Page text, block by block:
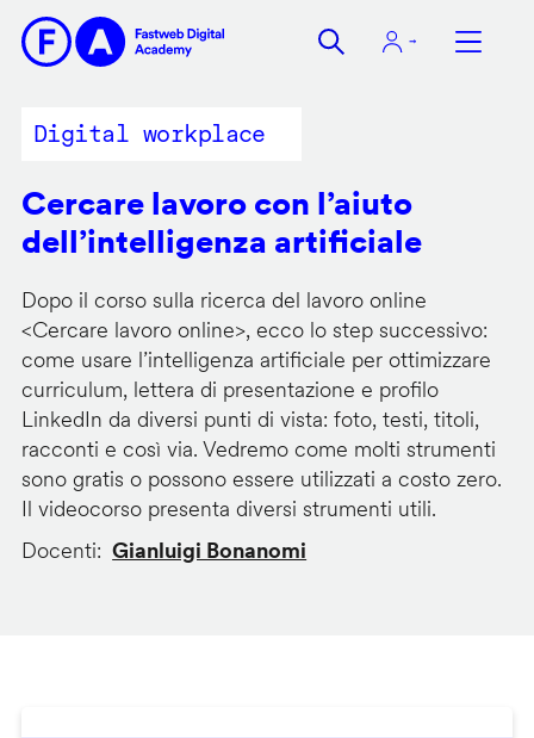
contenuto
Digital workplace
Cercare lavoro con l’aiuto
dell’intelligenza artificiale
Dopo il corso sulla ricerca del lavoro online
<Cercare lavoro online>, ecco lo step successivo:
come usare l’intelligenza artificiale per ottimizzare
curriculum, lettera di presentazione e profilo
LinkedIn da diversi punti di vista: foto, testi, titoli,
racconti e così via. Vedremo come molti strumenti
sono gratis o possono essere utilizzati a costo zero.
Il videocorso presenta diversi strumenti utili.
Docenti
Gianluigi Bonanomi